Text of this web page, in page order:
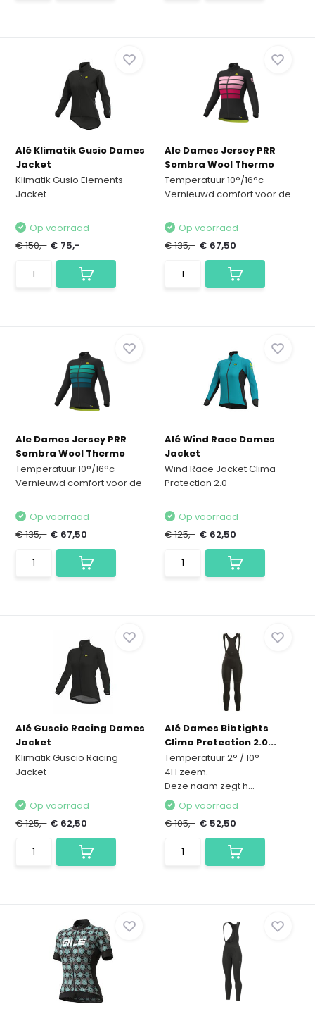
Alé Klimatik Gusio Dames
Jacket
Klimatik Gusio Elements
Jacket
Op voorraad
€ 150,- € 75,-
Ale Dames Jersey PRR
Sombra Wool Thermo
Temperatuur 10°/16°c
Vernieuwd comfort voor de
...
Op voorraad
€ 135,- € 67,50
Ale Dames Jersey PRR
Sombra Wool Thermo
Temperatuur 10°/16°c
Vernieuwd comfort voor de
...
Op voorraad
€ 135,- € 67,50
Alé Wind Race Dames
Jacket
Wind Race Jacket Clima
Protection 2.0
Op voorraad
€ 125,- € 62,50
Alé Guscio Racing Dames
Jacket
Klimatik Guscio Racing
Jacket
Op voorraad
€ 125,- € 62,50
Alé Dames Bibtights
Clima Protection 2.0...
Temperatuur 2° / 10°
4H zeem.
Deze naam zegt h...
Op voorraad
€ 105,- € 52,50